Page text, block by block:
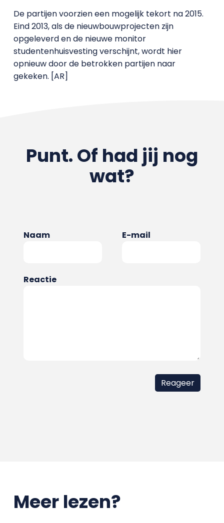
De partijenvoorzien een mogelijk tekort na 2015.
Eind 2013, als de nieuwbouwprojecten zijn
opgeleverd en de nieuwe monitor
studentenhuisvesting verschijnt, wordt hier
opnieuw door de betrokken partijen naar
gekeken. [AR]
Punt. Of had jij nog
wat?
Naam E-mail
Reactie
Meer lezen?